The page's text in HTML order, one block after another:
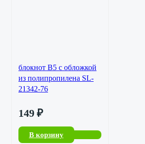
блокнот B5 с обложкой
из полипропилена SL-
21342-76
149 ₽
В корзину